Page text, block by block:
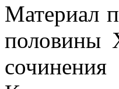
Материал
половины